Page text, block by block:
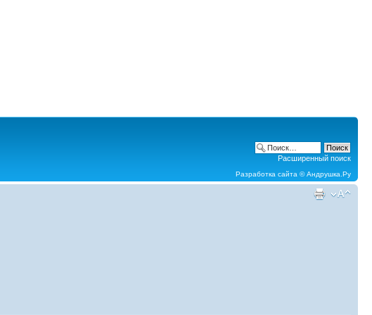
Расширенный поиск
Разработка сайта ©Андрушка.Ру